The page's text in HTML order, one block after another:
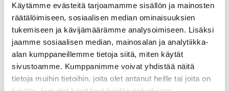
Käytämme evästeitä tarjoamamme sisällön ja mainosten
räätälöimiseen, sosiaalisen median ominaisuuksien
tukemiseen ja kävijämäärämme analysoimiseen. Lisäksi
jaamme sosiaalisen median, mainosalan ja analytiikka-
alan kumppaneillemme tietoja siitä, miten käytät
sivustoamme. Kumppanimme voivat yhdistää näitä
tietoja muihin tietoihin, joita olet antanut heille tai joita on
Uunit